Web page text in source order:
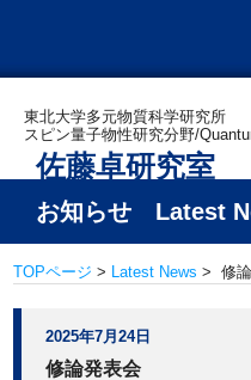
東北大学多元物質科学研究所
スピン量子物性研究分野/
佐藤卓研究室
お知らせ Latest
TOPページ > Latest News > 修
2025年7月24日
修論発表会